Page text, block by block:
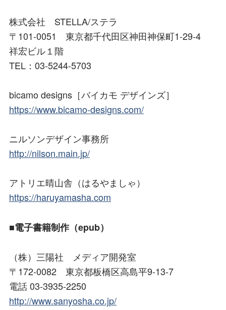
株式会社 STELLA/ステラ
〒101-0051 東京都千代田区神田神保町1-29-4
祥宏ビル１階
TEL：03-5244-5703
bicamo designs［バイカモ デザインズ］
https://www.bicamo-designs.com/
ニルソンデザイン事務所
http://nilson.main.jp/
アトリエ晴山舎（はるやましゃ）
https://haruyamasha.com
■電子書籍制作（epub）
（株）三陽社 メディア開発室
〒172-0082 東京都板橋区高島平9-13-7
電話 03-3935-2250
http://www.sanyosha.co.jp/